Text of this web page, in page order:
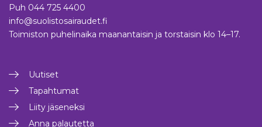
Puh 044 725 4400
info@suolistosairaudet.fi
Toimiston puhelinaika maanantaisin ja torstaisin klo 14–17.
Uutiset
Tapahtumat
Liity jäseneksi
Anna palautetta